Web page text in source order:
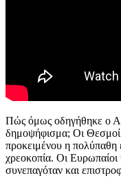
Πώς όμως οδηγήθηκε ο
δημοψήφισμα; Οι Θεσμοί
προκειμένου η πολύπαθη
χρεοκοπία. Οι Ευρωπαίοι
συνεπαγόταν και